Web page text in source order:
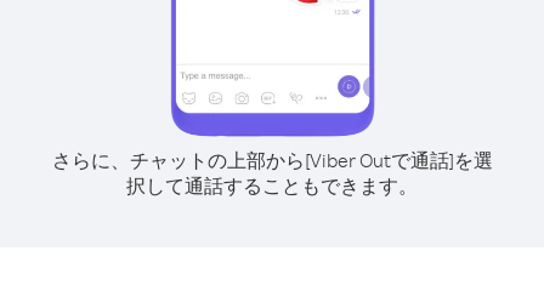
さらに、チャットの上部から[Viber Outで通話]を選
択して通話することもできます。